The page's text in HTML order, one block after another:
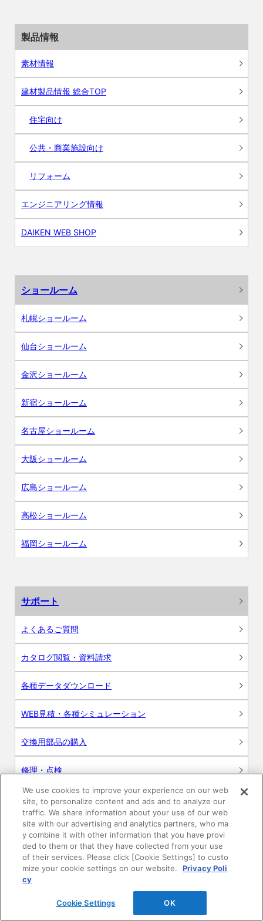
製品情報
素材情報
建材製品情報 総合TOP
住宅向け
公共・商業施設向け
リフォーム
エンジニアリング情報
DAIKEN WEB SHOP
ショールーム
札幌ショールーム
仙台ショールーム
金沢ショールーム
新宿ショールーム
名古屋ショールーム
大阪ショールーム
広島ショールーム
高松ショールーム
福岡ショールーム
サポート
よくあるご質問
カタログ閲覧・資料請求
各種データダウンロード
WEB見積・各種シミュレーション
交換用部品の購入
修理・点検
お問い合わせ
ログイン
建築・設計関係者様向けサイト
ユーザー登録サービス
WEB見積システム
We use cookies to improve your experience on our web
site, to personalize content and ads and to analyze our
traffic. We share information about your use of our web
site with our advertising and analytics partners, who ma
y combine it with other information that you have provi
ded to them or that they have collected from your use
of their services. Please click [Cookie Settings] to custo
mize your cookie settings on our website.
Privacy Poli
cy
Cookie Settings OK